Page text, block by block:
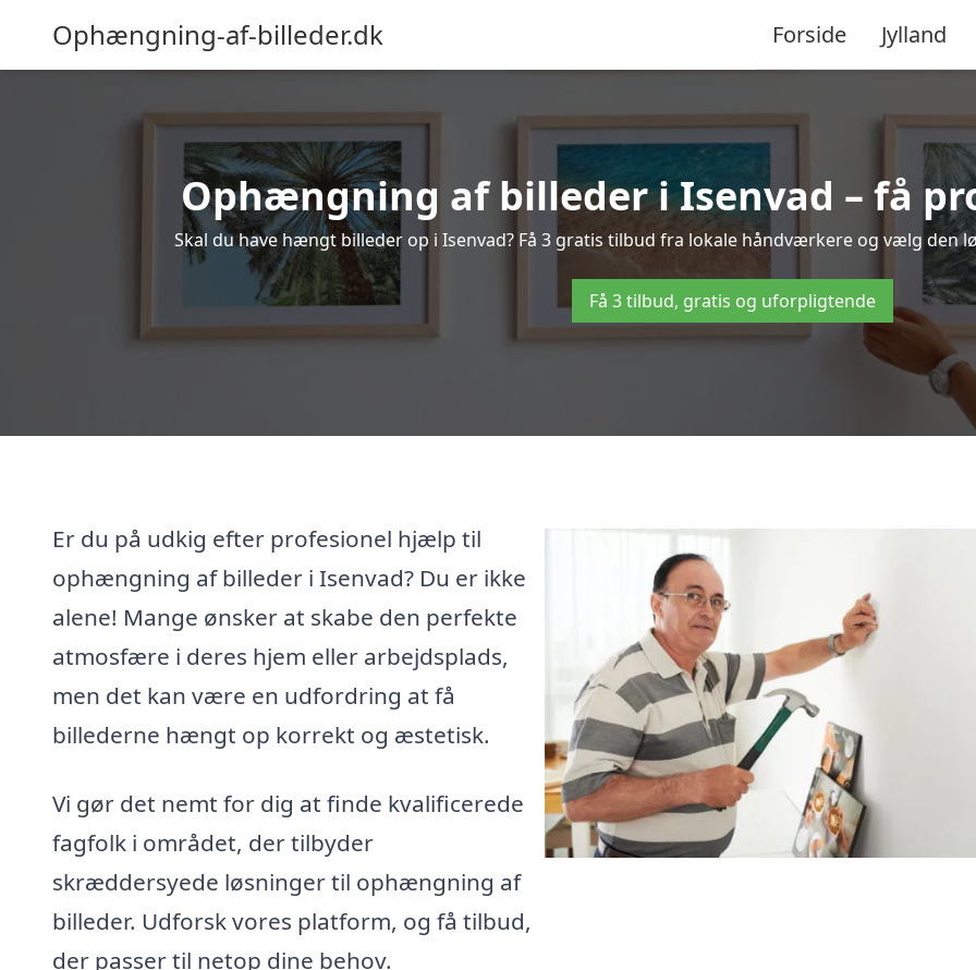
Ophængning-af-billeder.dk Forside Jylland
Ophængning af billeder i Isenvad – få
Skal du have hængt billeder op i Isenvad? Få 3 gratis tilbud fra lokale håndværkere og vælg den
Få 3 tilbud, gratis og uforpligtende
Er du på udkig efter profesionel hjælp til
ophængning af billeder i Isenvad? Du er ikke
alene! Mange ønsker at skabe den perfekte
atmosfære i deres hjem eller arbejdsplads,
men det kan være en udfordring at få
billederne hængt op korrekt og æstetisk.
Vi gør det nemt for dig at finde kvalificerede
fagfolk i området, der tilbyder
skræddersyede løsninger til ophængning af
billeder. Udforsk vores platform, og få tilbud,
der passer til netop dine behov.